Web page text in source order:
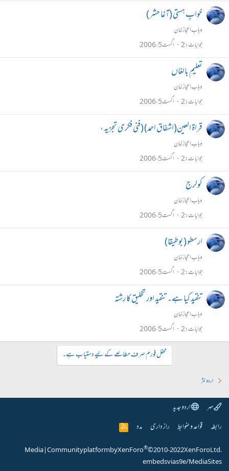
خوابِ ہستی (آغا حشر )
وہاب اعجاز خان
جوابات 2 اگست 5، 2006
تعلیمِ‌ بالغاں
وہاب اعجاز خان
جوابات 2 اگست 5، 2006
قراة العین(اشفاق احمد) (فنی فکری تجزیہ ،
وہاب اعجاز خان
جوابات 2 اگست 5، 2006
کولرج
وہاب اعجاز خان
جوابات 2 اگست 5، 2006
ارسطو (بوطیقا)
وہاب اعجاز خان
جوابات 2 اگست 5، 2006
تنقید کیا ہے۔ تنقید اور تخلیق کا رشتہ
وہاب اعجاز خان
جوابات 2 اگست 5، 2006
محفل فورم صرف مطالعے کے لیے دستیاب ہے۔
اردو نثر
مہر
اردو جدید
رابطہ قواعد و ضوابط راز داری مدد
R
S
Community platform by XenForo®© 2010-2022 XenForo Ltd.
|
Media
embeds via s9e/MediaSites